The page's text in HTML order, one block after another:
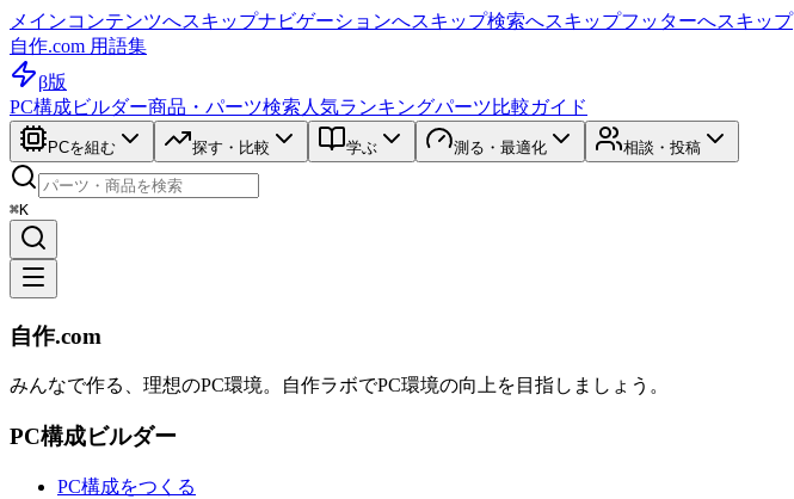
メインコンテンツへスキップナビゲーションへスキップ検索へスキップフッターへスキップ
自作.com 用語集
β版
PC構成ビルダー商品・パーツ検索 人気ランキングパーツ比較ガイド
PCを組む 探す・比較 学ぶ 測る・最適化 相談・投稿
⌘K
自作.com
みんなで作る、理想のPC環境。 自作ラボでPC環境の向上を目指しましょう。
PC構成ビルダー
PC構成をつくる